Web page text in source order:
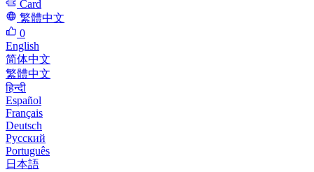
Card
繁體中文
0
English
简体中文
繁體中文
हिन्दी
Español
Français
Deutsch
Русский
Português
日本語